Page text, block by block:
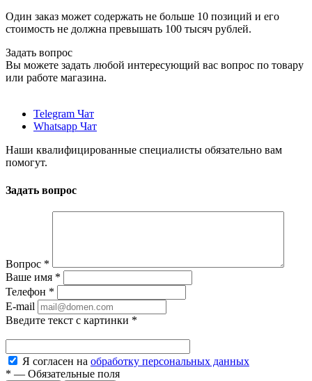
Один заказ может содержать не больше 10 позиций и его
стоимость не должна превышать 100 тысяч рублей.
Задать вопрос
Вы можете задать любой интересующий вас вопрос по товару
или работе магазина.
Telegram Чат
Whatsapp Чат
Наши квалифицированные специалисты обязательно вам
помогут.
Задать вопрос
Вопрос *
Ваше имя *
Телефон *
E-mail
Введите текст с картинки *
Я согласен на обработку персональных данных
* — Обязательные поля